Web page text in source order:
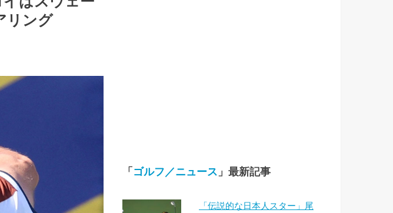
リング
「 ゴルフ／ニュース 」最新記事
「伝説的な日本人スター」尾